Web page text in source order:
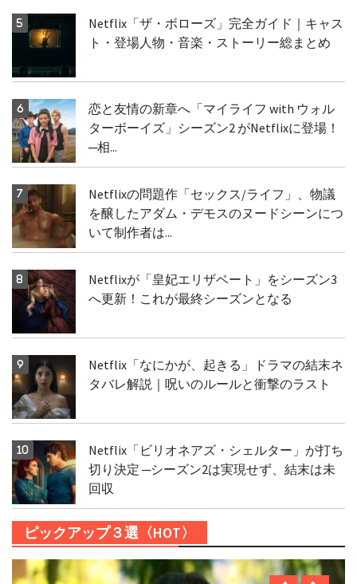
Netflix「ザ・ボローズ」完全ガイド｜キャス
ト・登場人物・音楽・ストーリー総まとめ
恋と友情の新章へ「マイライフ with ウォル
ターボーイズ」シーズン2 がNetflixに登場！
─相...
Netflixの問題作「セックス/ライフ」、物議
を醸したアダム・デモスのヌードシーンにつ
いて制作者は...
Netflixが「皇妃エリザベート」をシーズン3
へ更新！これが最終シーズンとなる
Netflix「なにかが、起きる」ドラマの結末ネ
タバレ解説｜呪いのルールと衝撃のラスト
Netflix「ビリオネアズ・シェルター」が打ち
切り決定 ─シーズン2は実現せず、結末は未
回収
ピックアップ３選〈HOT〉